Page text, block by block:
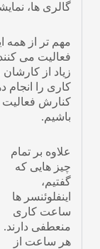
گالری ها،
مهم تر از همه
فعالیت می
زیاد از
کاری را انجام
کنارش
باشیم.
علاوه بر تمام
چیز هایی که
گفتیم،
اینفلوئنسر ها
ساعت کاری
منعطفی دارند.
هر ساعت از